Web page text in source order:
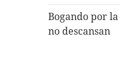
Bogando por
no descansan